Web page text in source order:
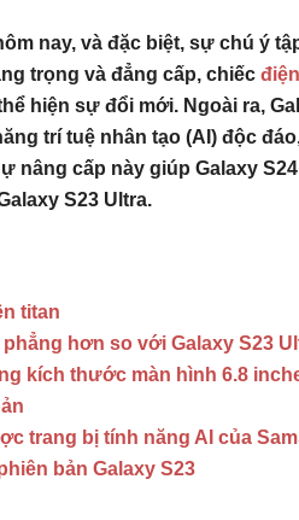
nay, và đặc biệt, sự chú ý
trọng và đẳng cấp, chiếc
hiện sự đổi mới. Ngoài ra,
trí tuệ nhân tạo (AI) độc
nâng cấp này giúp Galaxy
S23 Ultra.
titan
hơn so với Galaxy S23
kích thước màn hình 6.8
trang bị tính năng AI của
bản Galaxy S23